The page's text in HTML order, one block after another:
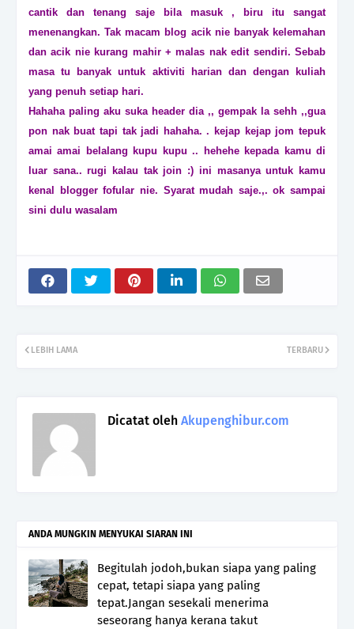
cantik dan tenang saje bila masuk , biru itu sangat
menenangkan. Tak macam blog acik nie banyak kelemahan
dan acik nie kurang mahir + malas nak edit sendiri. Sebab
masa tu banyak untuk aktiviti harian dan dengan kuliah
yang penuh setiap hari.
Hahaha paling aku suka header dia ,, gempak la sehh ,,gua
pon nak buat tapi tak jadi hahaha. . kejap kejap jom tepuk
amai amai belalang kupu kupu .. hehehe kepada kamu di
luar sana.. rugi kalau tak join :) ini masanya untuk kamu
kenal blogger fofular nie. Syarat mudah saje.,. ok sampai
sini dulu wasalam
TERBARU
LEBIH LAMA
Dicatat oleh Akupenghibur.com
ANDA MUNGKIN MENYUKAI SIARAN INI
Begitulah jodoh,bukan siapa yang paling
cepat, tetapi siapa yang paling
tepat.Jangan sesekali menerima
seseorang hanya kerana takut